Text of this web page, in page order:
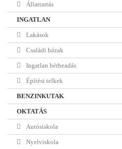
Állattartás
INGATLAN
Lakások
Családi házak
Ingatlan bérbeadás
Építési telkek
BENZINKUTAK
OKTATÁS
Autósiskola
Nyelviskola